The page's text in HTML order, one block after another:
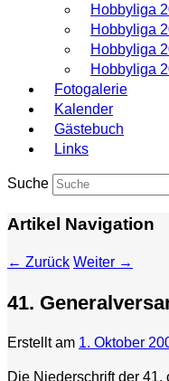
Hobbyliga
Hobbyliga
Hobbyliga
Hobbyliga
Fotogalerie
Kalender
Gästebuch
Links
Suche
Artikel Navigation
← Zurück Weiter →
41.
Erstellt am 1. Oktober
Die Niederschrift der